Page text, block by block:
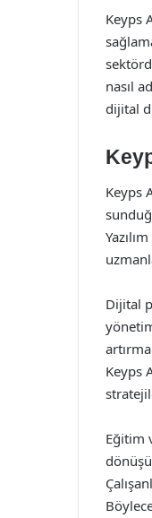
Keyps
nasıl
dijital
Keyps
Dijital
Keyps
Eğitim